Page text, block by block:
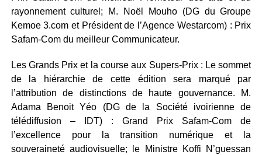
rayonnement culturel; M. Noël Mouho (DG du Groupe
Kemoe 3.com et Président de l’Agence Westarcom) : Prix
Safam-Com du meilleur Communicateur.
Les Grands Prix et la course aux Supers-Prix : Le sommet
de la hiérarchie de cette édition sera marqué par
l’attribution de distinctions de haute gouvernance. M.
Adama Benoit Yéo (DG de la Société ivoirienne de
télédiffusion – IDT) : Grand Prix Safam-Com de
l’excellence pour la transition numérique et la
souveraineté audiovisuelle; le Ministre Koffi N’guessan